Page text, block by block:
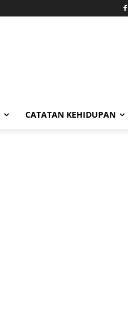
CATATAN KEHIDUPAN